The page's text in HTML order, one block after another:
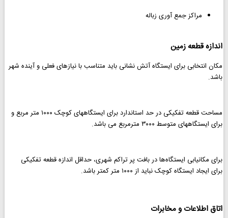
مراکز جمع آوری زباله
اندازه قطعه زمین
مکان انتخابی برای ایستگاه آتش نشانی باید متناسب با نیازهای فعلی و آینده شهر
باشد.
مساحت قطعه تفکیکی در حد استاندارد برای ایستگاههای کوچک ۱۰۰۰ متر مربع و
برای ایستگاههای متوسط ۳۰۰۰ مترمربع می باشد.
برای مکانیابی ایستگاه‌ها در بافت پر تراکم شهری، حداقل اندازه قطعه تفکیکی
برای ایجاد ایستگاه کوچک نباید از ۱۰۰۰ متر کمتر باشد.
اتاق اطلاعات و مخابرات